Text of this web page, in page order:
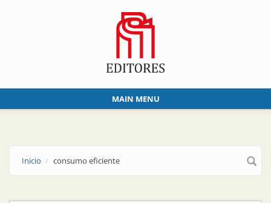
MAIN MENU
Inicio consumo eficiente